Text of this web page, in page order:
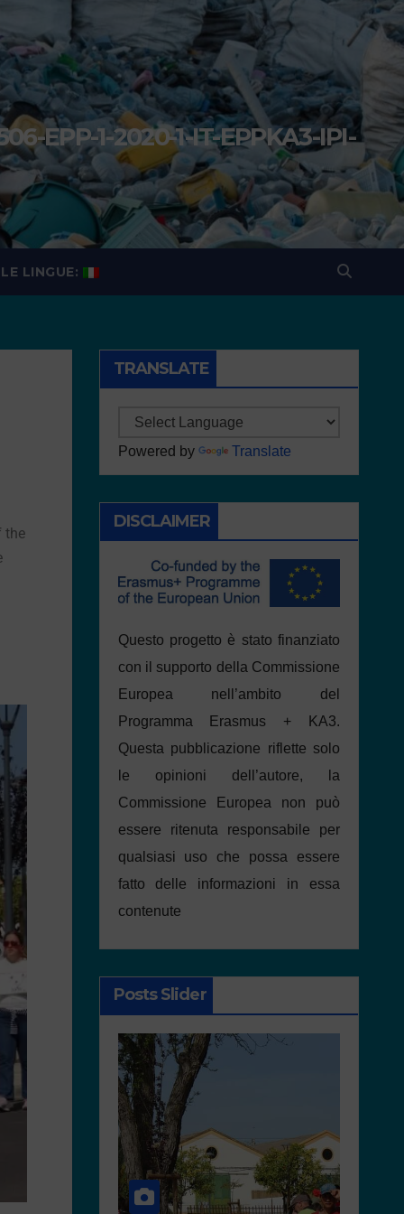
EPP-1-2020-1-IT-EPPKA3-IPI-
LINGUE:
the
TRANSLATE
Powered by Translate
DISCLAIMER
Questo progetto è stato finanziato
con il supporto della Commissione
Europea nell’ambito del
Programma Erasmus + KA3.
Questa pubblicazione riflette solo
le opinioni dell’autore, la
Commissione Europea non può
essere ritenuta responsabile per
qualsiasi uso che possa essere
fatto delle informazioni in essa
contenute
Posts Slider